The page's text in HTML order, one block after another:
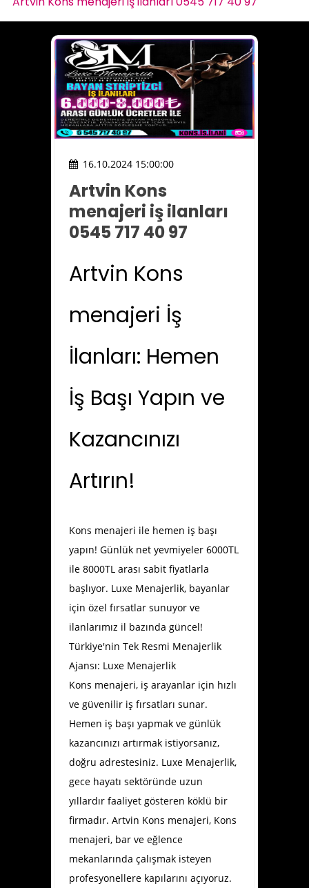
16.10.2024 15:00:00
Artvin Kons
menajeri iş ilanları
0545 717 40 97
Artvin Kons
menajeri İş
İlanları: Hemen
İş Başı Yapın ve
Kazancınızı
Artırın!
Kons menajeri ile hemen iş başı
yapın! Günlük net yevmiyeler 6000TL
ile 8000TL arası sabit fiyatlarla
başlıyor. Luxe Menajerlik, bayanlar
için özel fırsatlar sunuyor ve
ilanlarımız il bazında güncel!
Türkiye'nin Tek Resmi Menajerlik
Ajansı: Luxe Menajerlik
Kons menajeri, iş arayanlar için hızlı
ve güvenilir iş fırsatları sunar.
Hemen iş başı yapmak ve günlük
kazancınızı artırmak istiyorsanız,
doğru adrestesiniz. Luxe Menajerlik,
gece hayatı sektöründe uzun
yıllardır faaliyet gösteren köklü bir
firmadır. Artvin Kons menajeri, Kons
menajeri, bar ve eğlence
mekanlarında çalışmak isteyen
profesyonellere kapılarını açıyoruz.